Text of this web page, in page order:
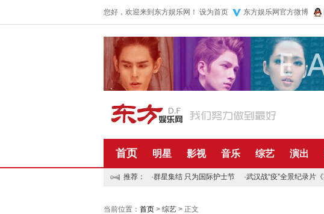
您好，欢迎来到东方娱乐网！ 设为首页 东方娱乐网官方微博
首页 明星 影视 音乐 综艺 演出
推荐： ·群星集结 只为国际护士节 ·武汉战“疫”全景纪录片《
当前位置： 首页 > 综艺 > 正文